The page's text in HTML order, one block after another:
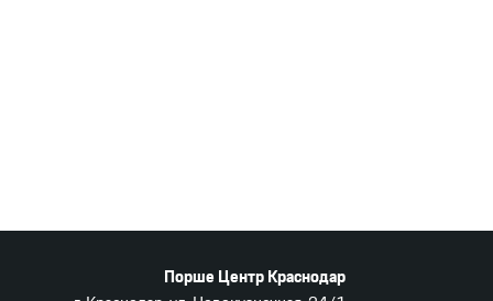
Порше Центр Краснодар